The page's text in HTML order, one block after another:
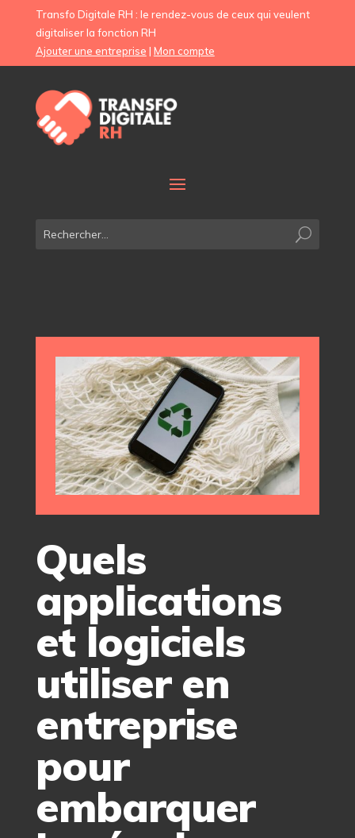
Transfo Digitale RH : le rendez-vous de ceux qui veulent
digitaliser la fonction RH
Ajouter une entreprise | Mon compte
Quels
applications
et logiciels
utiliser en
entreprise
pour
embarquer